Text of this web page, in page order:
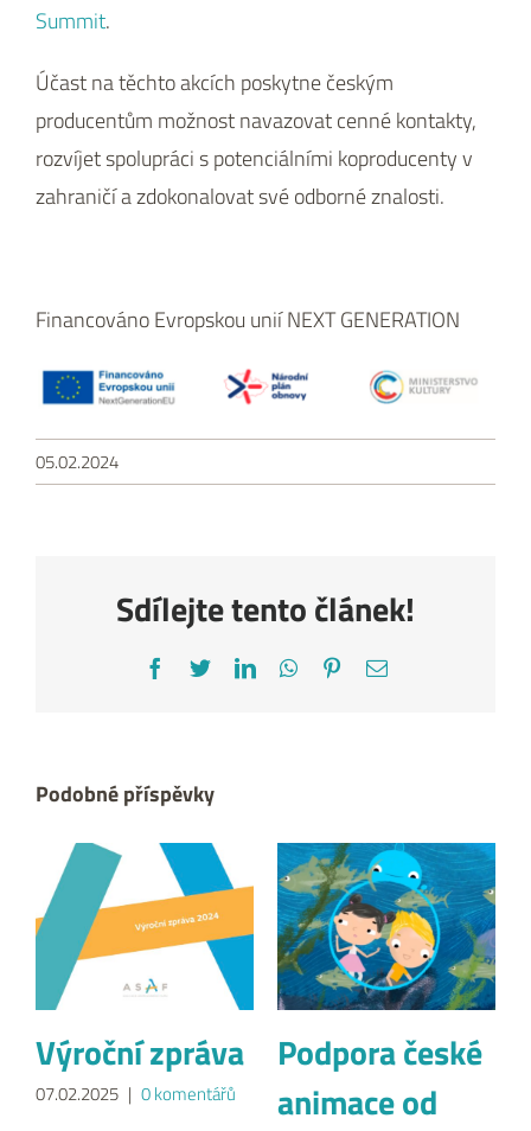
Summit.
Účast na těchto akcích poskytne českým
producentům možnost navazovat cenné kontakty,
rozvíjet spolupráci s potenciálními koproducenty v
zahraničí a zdokonalovat své odborné znalosti.
Financováno Evropskou unií NEXT GENERATION
05.02.2024
Sdílejte tento článek!
Facebook
TwitterLinkedInWhatsApp
Pinterest
E-
Podobné příspěvky
Výroční zpráva
07.02.2025 | 0 komentářů
Podpora české
animace od